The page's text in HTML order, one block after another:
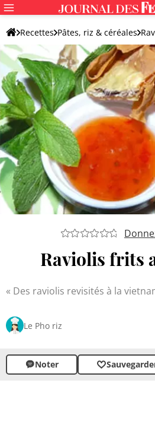
Recettes Pâtes, riz & céréales
Ravioli
Raviolis frits
Des raviolis revisités à la
Le Pho riz
Noter